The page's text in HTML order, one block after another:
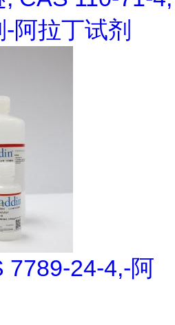
阿拉丁试剂
7789-24-4,-阿